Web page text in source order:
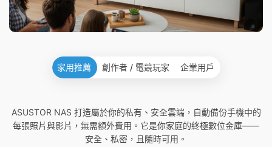
家用推薦 創作者 / 電競玩家 企業用戶
ASUSTOR NAS 打造屬於你的私有、安全雲端，自動備份手機中的
每張照片與影片，無需額外費用。它是你家庭的終極數位金庫——
安全、私密，且隨時可用。